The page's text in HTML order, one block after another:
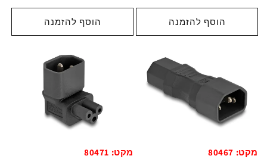
הוסף להזמנה
רגיל
הוסף להזמנה
מקט: 80467 מקט: 80471